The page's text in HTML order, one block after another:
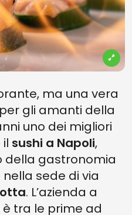
ma una vera
per gli amanti della
uno dei migliori
il sushi a Napoli,
della gastronomia
sede di via
. L’azienda a
tra le prime ad